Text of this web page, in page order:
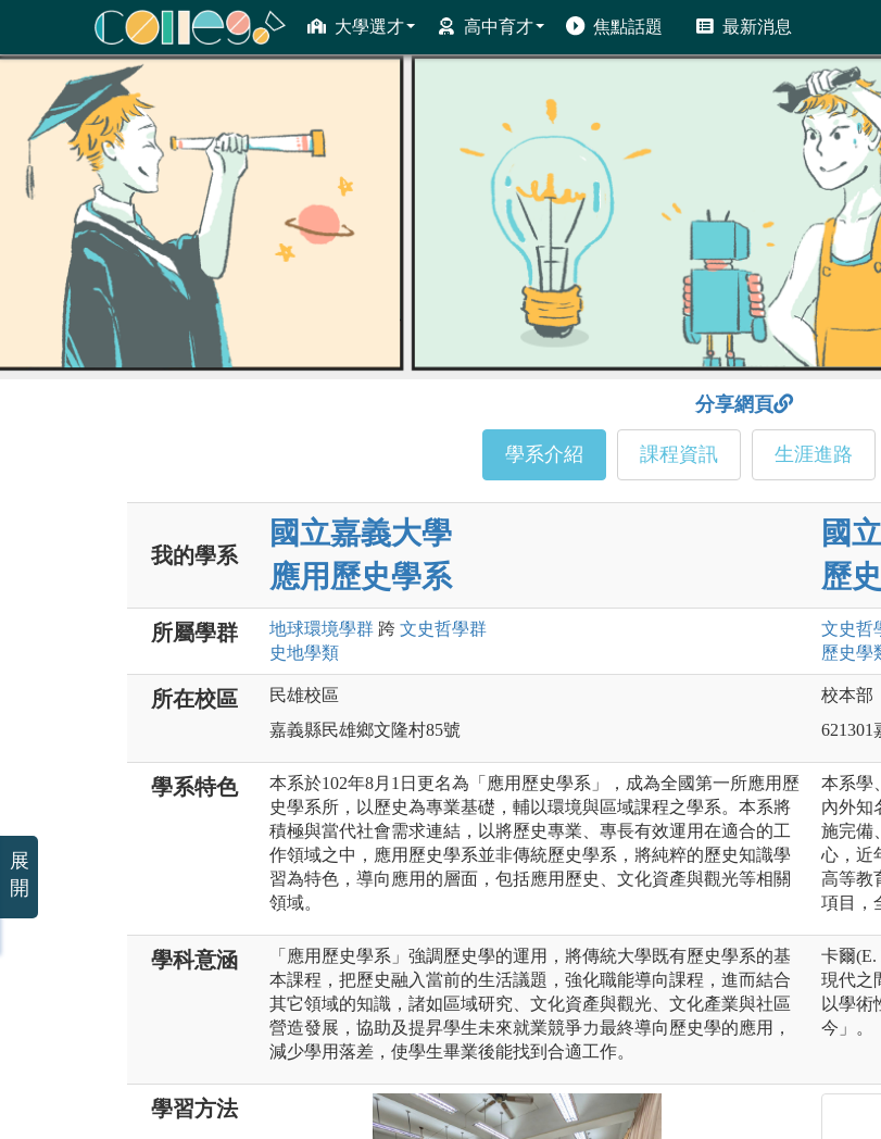
大學選才 高中育才 焦點話題 最新消息
ColleGo! 大學選才與高中育才輔助系統
分享網頁
學系介紹 課程資訊 生涯進路
我的學系
國立嘉義大學
應用歷史學系
國
歷
所屬學群 地球環境學群 跨 文史哲學群
史地學類
文史哲
歷史學
所在校區
民雄校區
嘉義縣民雄鄉文隆村85號
校本部
學系特色
本系於102年8月1日更名為「應用歷史學系」，成為全國第一所應用歷
史學系所，以歷史為專業基礎，輔以環境與區域課程之學系。本系將
積極與當代社會需求連結，以將歷史專業、專長有效運用在適合的工
作領域之中，應用歷史學系並非傳統歷史學系，將純粹的歷史知識學
習為特色，導向應用的層面，包括應用歷史、文化資產與觀光等相關
領域。
本系學
內外知
施完備
心，近
高等教
項目，
學科意涵
「應用歷史學系」強調歷史學的運用，將傳統大學既有歷史學系的基
本課程，把歷史融入當前的生活議題，強化職能導向課程，進而結合
其它領域的知識，諸如區域研究、文化資產與觀光、文化產業與社區
營造發展，協助及提昇學生未來就業競爭力最終導向歷史學的應用，
減少學用落差，使學生畢業後能找到合適工作。
卡爾
現代之
以學術
今」。
學習方法
展
開